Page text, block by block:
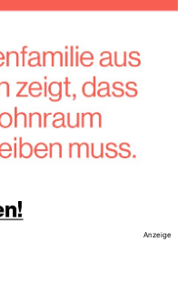
Anzeige